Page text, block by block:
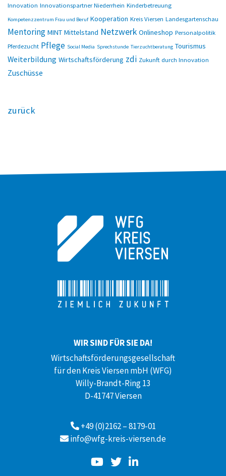
Innovation Innovationspartner Niederrhein Kinderbetreuung
Kompetenzzentrum Frau und Beruf Kooperation Kreis Viersen Landesgartenschau
Mentoring MINT Mittelstand Netzwerk Onlineshop Personalpolitik
Pferdezucht Pflege Social Media Sprechstunde Tierzuchtberatung Tourismus
Weiterbildung Wirtschaftsförderung zdi Zukunft durch Innovation
Zuschüsse
zurück
WIR SIND FÜR SIE DA!
Wirtschaftsförderungsgesellschaft
für den Kreis Viersen mbH (WFG)
Willy-Brandt-Ring 13
D-41747 Viersen
+49 (0)2162 – 8179-01
info@wfg-kreis-viersen.de